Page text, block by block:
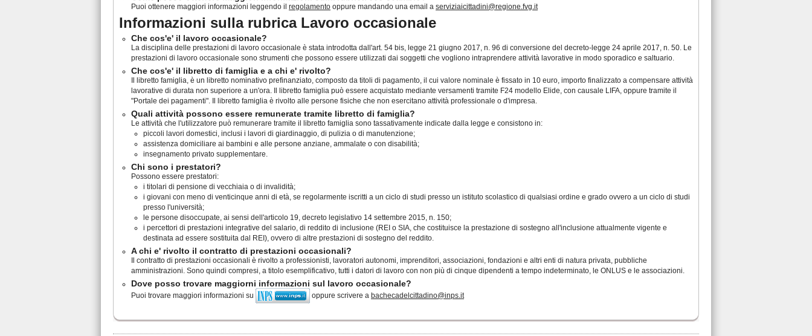
Puoi ottenere maggiori informazioni leggendo il regolamento oppure mandando una email a serviziaicittadini@regione.fvg.it
Informazioni sulla rubrica Lavoro occasionale
Che cos'e' il lavoro occasionale?
La disciplina delle prestazioni di lavoro occasionale è stata introdotta dall'art. 54 bis, legge 21 giugno 2017, n. 96 di conversione del decreto-legge 24 aprile 2017, n. 50. Le
prestazioni di lavoro occasionale sono strumenti che possono essere utilizzati dai soggetti che vogliono intraprendere attività lavorative in modo sporadico e saltuario.
Che cos'e' il libretto di famiglia e a chi e' rivolto?
Il libretto famiglia, è un libretto nominativo prefinanziato, composto da titoli di pagamento, il cui valore nominale è fissato in 10 euro, importo finalizzato a compensare attività
lavorative di durata non superiore a un'ora. Il libretto famiglia può essere acquistato mediante versamenti tramite F24 modello Elide, con causale LIFA, oppure tramite il
"Portale dei pagamenti". Il libretto famiglia è rivolto alle persone fisiche che non esercitano attività professionale o d'impresa.
Quali attività possono essere remunerate tramite libretto di famiglia?
Le attività che l'utilizzatore può remunerare tramite il libretto famiglia sono tassativamente indicate dalla legge e consistono in:
piccoli lavori domestici, inclusi i lavori di giardinaggio, di pulizia o di manutenzione;
assistenza domiciliare ai bambini e alle persone anziane, ammalate o con disabilità;
insegnamento privato supplementare.
Chi sono i prestatori?
Possono essere prestatori:
i titolari di pensione di vecchiaia o di invalidità;
i giovani con meno di venticinque anni di età, se regolarmente iscritti a un ciclo di studi presso un istituto scolastico di qualsiasi ordine e grado ovvero a un ciclo di studi
presso l'università;
le persone disoccupate, ai sensi dell'articolo 19, decreto legislativo 14 settembre 2015, n. 150;
i percettori di prestazioni integrative del salario, di reddito di inclusione (REI o SIA, che costituisce la prestazione di sostegno all'inclusione attualmente vigente e
destinata ad essere sostituita dal REI), ovvero di altre prestazioni di sostegno del reddito.
A chi e' rivolto il contratto di prestazioni occasionali?
Il contratto di prestazioni occasionali è rivolto a professionisti, lavoratori autonomi, imprenditori, associazioni, fondazioni e altri enti di natura privata, pubbliche
amministrazioni. Sono quindi compresi, a titolo esemplificativo, tutti i datori di lavoro con non più di cinque dipendenti a tempo indeterminato, le ONLUS e le associazioni.
Dove posso trovare maggiorni informazioni sul lavoro occasionale?
Puoi trovare maggiori informazioni su oppure scrivere a bachecadelcittadino@inps.it